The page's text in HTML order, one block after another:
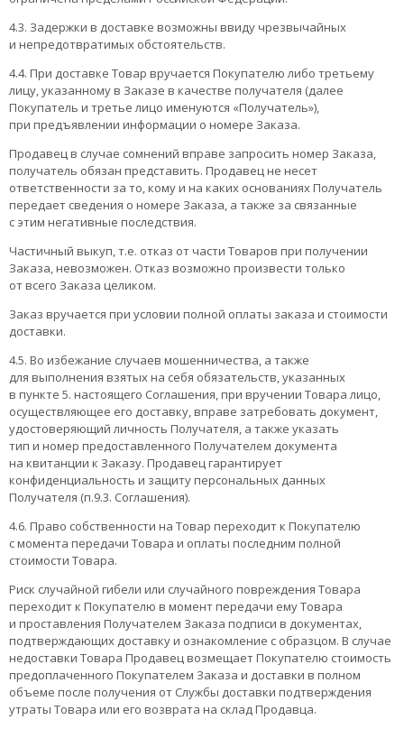
4.3. Задержки в доставке возможны ввиду чрезвычайных
и непредотвратимых обстоятельств.
4.4. При доставке Товар вручается Покупателю либо третьему
лицу, указанному в Заказе в качестве получателя (далее
Покупатель и третье лицо именуются «Получатель»),
при предъявлении информации о номере Заказа.
Продавец в случае сомнений вправе запросить номер Заказа,
получатель обязан представить. Продавец не несет
ответственности за то, кому и на каких основаниях Получатель
передает сведения о номере Заказа, а также за связанные
с этим негативные последствия.
Частичный выкуп, т.е. отказ от части Товаров при получении
Заказа, невозможен. Отказ возможно произвести только
от всего Заказа целиком.
Заказ вручается при условии полной оплаты заказа и стоимости
доставки.
4.5. Во избежание случаев мошенничества, а также
для выполнения взятых на себя обязательств, указанных
в пункте 5. настоящего Соглашения, при вручении Товара лицо,
осуществляющее его доставку, вправе затребовать документ,
удостоверяющий личность Получателя, а также указать
тип и номер предоставленного Получателем документа
на квитанции к Заказу. Продавец гарантирует
конфиденциальность и защиту персональных данных
Получателя (п.9.3. Соглашения).
4.6. Право собственности на Товар переходит к Покупателю
с момента передачи Товара и оплаты последним полной
стоимости Товара.
Риск случайной гибели или случайного повреждения Товара
переходит к Покупателю в момент передачи ему Товара
и проставления Получателем Заказа подписи в документах,
подтверждающих доставку и ознакомление с образцом. В случае
недоставки Товара Продавец возмещает Покупателю стоимость
предоплаченного Покупателем Заказа и доставки в полном
объеме после получения от Службы доставки подтверждения
утраты Товара или его возврата на склад Продавца.